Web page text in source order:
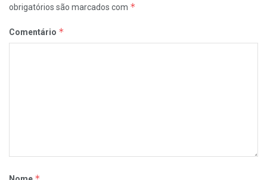
obrigatórios são marcados com *
Comentário *